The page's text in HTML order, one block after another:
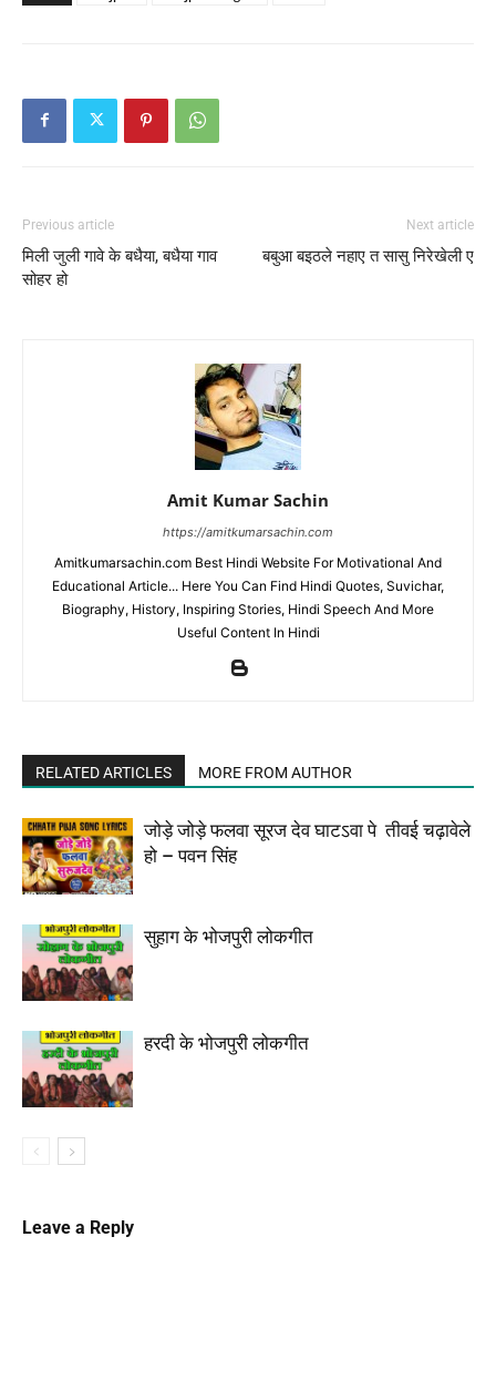
Previous article
मिली जुली गावे के बधैया, बधैया गाव
सोहर हो
Next article
बबुआ बइठले नहाए त सासु निरेखेली ए
Amit Kumar Sachin
https://amitkumarsachin.com
Amitkumarsachin.com Best Hindi Website For Motivational And
Educational Article... Here You Can Find Hindi Quotes, Suvichar,
Biography, History, Inspiring Stories, Hindi Speech And More
Useful Content In Hindi
RELATED ARTICLES MORE FROM AUTHOR
जोड़े जोड़े फलवा सूरज देव घाटऽवा पे तीवई चढ़ावेले
हो – पवन सिंह
सुहाग के भोजपुरी लोकगीत
हरदी के भोजपुरी लोकगीत
Leave a Reply